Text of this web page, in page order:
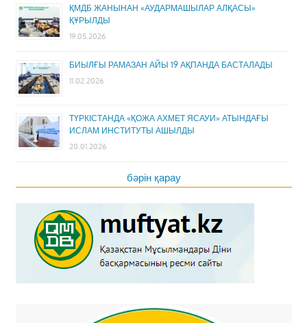
ҚМДБ ЖАНЫНАН «АУДАРМАШЫЛАР АЛҚАСЫ»
ҚҰРЫЛДЫ
19.05.2026
БИЫЛҒЫ РАМАЗАН АЙЫ 19 АҚПАНДА БАСТАЛАДЫ
11.02.2026
ТҮРКІСТАНДА «ҚОЖА АХМЕТ ЯСАУИ» АТЫНДАҒЫ
ИСЛАМ ИНСТИТУТЫ АШЫЛДЫ
20.01.2026
бәрін қарау